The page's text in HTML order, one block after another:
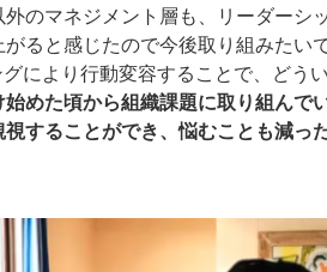
のマネジメント層も、リーダー
ると感じたので今後取り組みたいで
により行動変容することで、どう
めた頃から組織課題に取り組ん
することができ、悩むことも減っ